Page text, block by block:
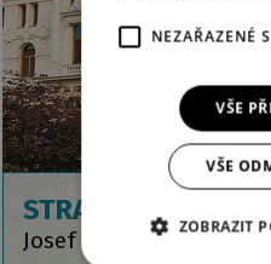
STRAKONICKÝ
Josef Kajetán Tyl
NEZAŘAZENÉ
VŠE
VŠE
ZOBRAZIT